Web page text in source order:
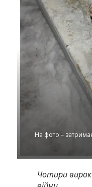
На фото –
Чотири